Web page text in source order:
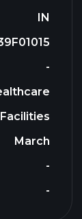
IN
-
March
-
-